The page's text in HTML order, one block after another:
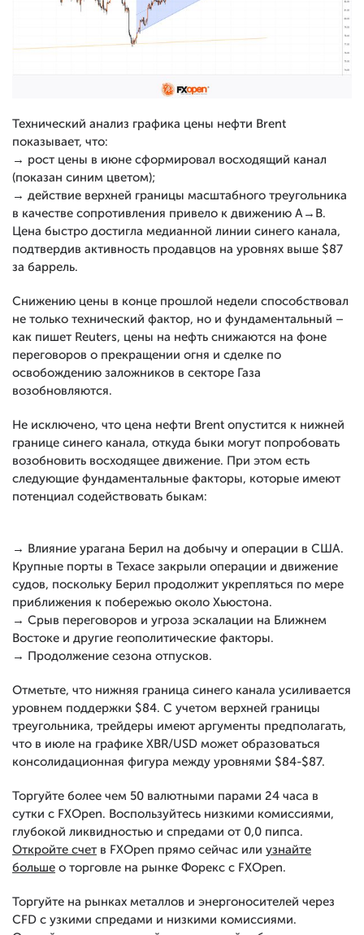
Технический анализ графика цены нефти Brent
показывает, что:
→ рост цены в июне сформировал восходящий канал
(показан синим цветом);
→ действие верхней границы масштабного треугольника
в качестве сопротивления привело к движению А→В.
Цена быстро достигла медианной линии синего канала,
подтвердив активность продавцов на уровнях выше $87
за баррель.
Снижению цены в конце прошлой недели способствовал
не только технический фактор, но и фундаментальный –
как пишет Reuters, цены на нефть снижаются на фоне
переговоров о прекращении огня и сделке по
освобождению заложников в секторе Газа
возобновляются.
Не исключено, что цена нефти Brent опустится к нижней
границе синего канала, откуда быки могут попробовать
возобновить восходящее движение. При этом есть
следующие фундаментальные факторы, которые имеют
потенциал содействовать быкам:
→ Влияние урагана Берил на добычу и операции в США.
Крупные порты в Техасе закрыли операции и движение
судов, поскольку Берил продолжит укрепляться по мере
приближения к побережью около Хьюстона.
→ Срыв переговоров и угроза эскалации на Ближнем
Востоке и другие геополитические факторы.
→ Продолжение сезона отпусков.
Отметьте, что нижняя граница синего канала усиливается
уровнем поддержки $84. С учетом верхней границы
треугольника, трейдеры имеют аргументы предполагать,
что в июле на графике XBR/USD может образоваться
консолидационная фигура между уровнями $84-$87.
Торгуйте более чем 50 валютными парами 24 часа в
сутки с FXOpen. Воспользуйтесь низкими комиссиями,
глубокой ликвидностью и спредами от 0,0 пипса.
Откройте счет в FXOpen прямо сейчас или узнайте
больше о торговле на рынке Форекс с FXOpen.
Торгуйте на рынках металлов и энергоносителей через
CFD с узкими спредами и низкими комиссиями.